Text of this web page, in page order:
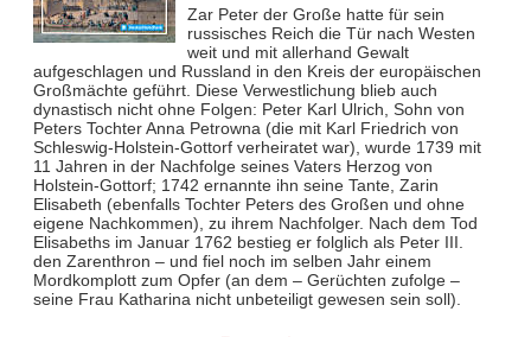
Zar Peter der Große hatte für sein
russisches Reich die Tür nach Westen
weit und mit allerhand Gewalt
aufgeschlagen und Russland in den Kreis der europäischen
Großmächte geführt. Diese Verwestlichung blieb auch
dynastisch nicht ohne Folgen: Peter Karl Ulrich, Sohn von
Peters Tochter Anna Petrowna (die mit Karl Friedrich von
Schleswig-Holstein-Gottorf verheiratet war), wurde 1739 mit
11 Jahren in der Nachfolge seines Vaters Herzog von
Holstein-Gottorf; 1742 ernannte ihn seine Tante, Zarin
Elisabeth (ebenfalls Tochter Peters des Großen und ohne
eigene Nachkommen), zu ihrem Nachfolger. Nach dem Tod
Elisabeths im Januar 1762 bestieg er folglich als Peter III.
den Zarenthron – und fiel noch im selben Jahr einem
Mordkomplott zum Opfer (an dem – Gerüchten zufolge –
seine Frau Katharina nicht unbeteiligt gewesen sein soll).